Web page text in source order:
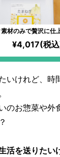
材のみで贅沢に仕
ぎ）
¥4,017(税
いけれど、時
のお惣菜や外
活を送りた